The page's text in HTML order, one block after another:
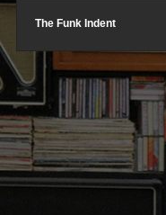
The Funk Indent